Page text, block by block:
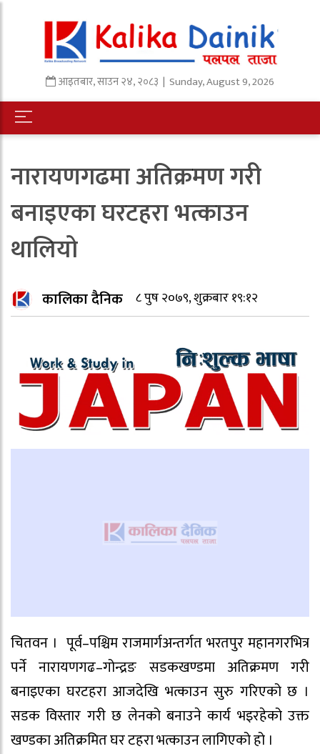
आइतबार,साउन२४,२०८३ | Sunday, August 9, 2026
नारायणगढमा अतिक्रमण गरी
बनाइएका घरटहरा भत्काउन
थालियो
कालिका दैनिक ८ पुष २०७९, शुक्रबार १९:१२
चितवन । पूर्व–पश्चिम राजमार्गअन्तर्गत भरतपुर महानगरभित्र
पर्ने नारायणगढ–गोन्द्रङ सडकखण्डमा अतिक्रमण गरी
बनाइएका घरटहरा आजदेखि भत्काउन सुरु गरिएको छ ।
सडक विस्तार गरी छ लेनको बनाउने कार्य भइरहेको उक्त
खण्डका अतिक्रमित घर टहरा भत्काउन लागिएको हो ।